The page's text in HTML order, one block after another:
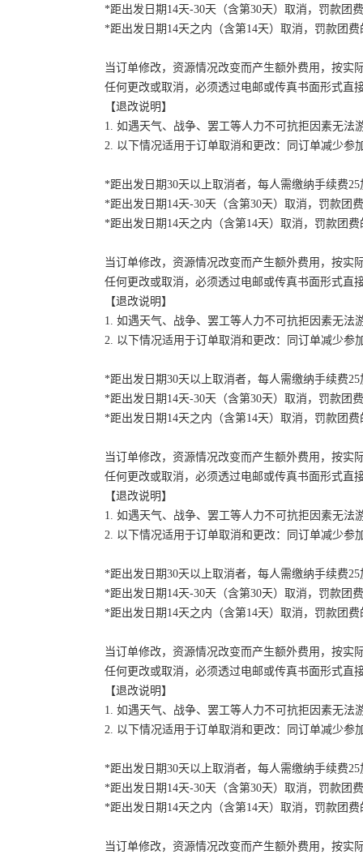
*距出发日期14天-30天（含第30天）取消，罚款团
*距出发日期14天之内（含第14天）取消，罚款团费
当订单修改，资源情况改变而产生额外费用，按实
任何更改或取消，必须透过电邮或传真书面形式直
【退改说明】
1. 如遇天气、战争、罢工等人力不可抗拒因素无
2. 以下情况适用于订单取消和更改：同订单减少
*距出发日期30天以上取消者，每人需缴纳手续费
*距出发日期14天-30天（含第30天）取消，罚款团
*距出发日期14天之内（含第14天）取消，罚款团费
当订单修改，资源情况改变而产生额外费用，按实
任何更改或取消，必须透过电邮或传真书面形式直
【退改说明】
1. 如遇天气、战争、罢工等人力不可抗拒因素无
2. 以下情况适用于订单取消和更改：同订单减少
*距出发日期30天以上取消者，每人需缴纳手续费
*距出发日期14天-30天（含第30天）取消，罚款团
*距出发日期14天之内（含第14天）取消，罚款团费
当订单修改，资源情况改变而产生额外费用，按实
任何更改或取消，必须透过电邮或传真书面形式直
【退改说明】
1. 如遇天气、战争、罢工等人力不可抗拒因素无
2. 以下情况适用于订单取消和更改：同订单减少
*距出发日期30天以上取消者，每人需缴纳手续费
*距出发日期14天-30天（含第30天）取消，罚款团
*距出发日期14天之内（含第14天）取消，罚款团费
当订单修改，资源情况改变而产生额外费用，按实
任何更改或取消，必须透过电邮或传真书面形式直
【退改说明】
1. 如遇天气、战争、罢工等人力不可抗拒因素无
2. 以下情况适用于订单取消和更改：同订单减少
*距出发日期30天以上取消者，每人需缴纳手续费
*距出发日期14天-30天（含第30天）取消，罚款团
*距出发日期14天之内（含第14天）取消，罚款团费
当订单修改，资源情况改变而产生额外费用，按实